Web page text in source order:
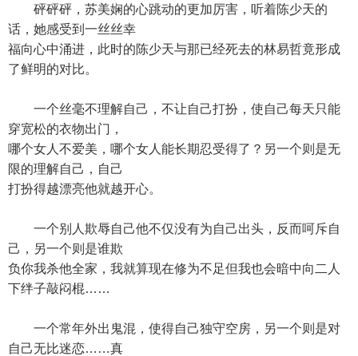
砰砰砰，苏美娴的心跳动的更加厉害，听着陈少天的
话，她感受到一丝丝幸
福向心中涌进，此时的陈少天与那已经死去的林易哲竟形成
了鲜明的对比。
一个丝毫不理解自己，不让自己打扮，使自己每天只能
穿宽松的衣物出门，
哪个女人不爱美，哪个女人能长期忍受得了？另一个则是无
限的理解自己，自己
打扮得越漂亮他就越开心。
一个别人欺辱自己他不仅没有为自己出头，反而呵斥自
己，另一个则是谁欺
负你我杀他全家，我就算现在修为不足但我也会暗中向二人
下绊子敲闷棍……
一个常年外出鬼混，使得自己独守空房，另一个则是对
自己无比迷恋……真